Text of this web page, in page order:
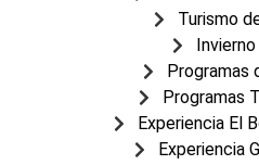
Turismo
Programas
Programas
Experiencia El
Experiencia